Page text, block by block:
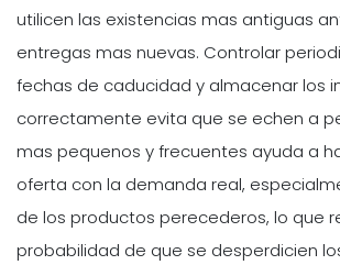
utilicen las existencias mas antiguas
entregas mas nuevas. Controlar
fechas de caducidad y almacenar los
correctamente evita que se echen a
mas pequenos y frecuentes ayuda a
oferta con la demanda real,
de los productos perecederos, lo que
probabilidad de que se desperdicien